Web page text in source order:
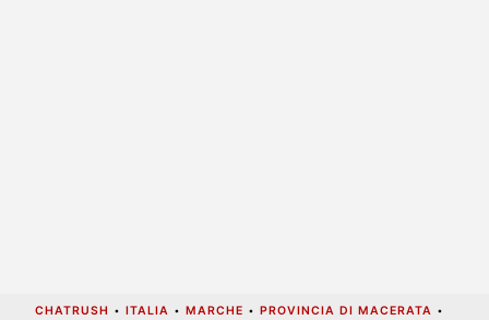
CHATRUSH • ITALIA • MARCHE • PROVINCIA DI MACERATA •